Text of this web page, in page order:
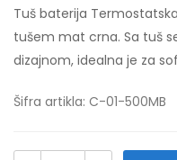
Tuš baterija
tušem mat crna. Sa tuš
dizajnom, idealna je za
Šifra artikla: C-01-500MB